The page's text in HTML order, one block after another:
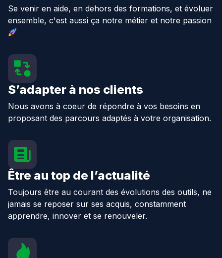
Se venir en aide, en dehors des formations, et évoluer
ensemble, c'est aussi ça notre métier et notre passion
S’adapter à nos clients
Nous avons à coeur de répondre à vos besoins en
proposant des parcours adaptés à votre organisation.
Être au top de l’actualité
Toujours être au courant des évolutions des outils, ne
jamais se reposer sur ses acquis, constamment
apprendre, innover et se renouveler.